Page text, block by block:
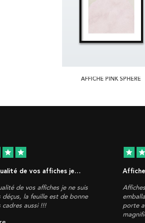
AFFICHE PINK SPHERE
star star
de vos affiches je…
de vos affiches je ne suis
déçus, la feuille est de bonne
cadres aussi !!!
star star
porte